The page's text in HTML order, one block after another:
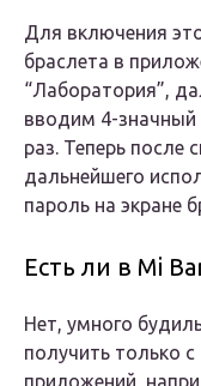
Для включения
браслета в
“Лаборатория”,
вводим 4-
раз. Теперь после
дальнейшего
пароль на экране
Есть ли в Mi
Нет, умного
получить только